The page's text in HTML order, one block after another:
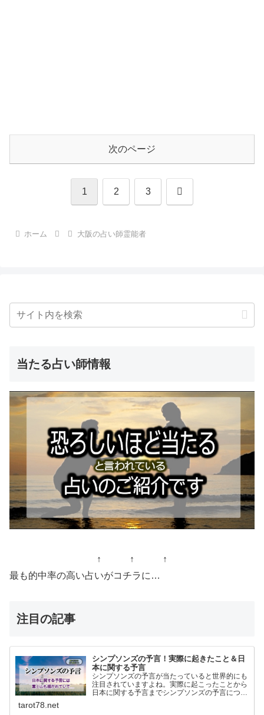
次のページ
1 2 3 次
ホーム 大阪の占い師霊能者
当たる占い師情報
↑ ↑ ↑
最も的中率の高い占いがコチラに…
注目の記事
シンプソンズの予言！実際に起きたこと＆日
本に関する予言
シンプソンズの予言が当たっていると世界的にも
注目されていますよね。実際に起こったことから
日本に関する予言までシンプソンズの予言につい
tarot78.net